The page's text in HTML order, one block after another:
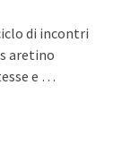
di incontri
aretino
e …